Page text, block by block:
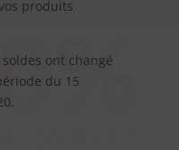
produits
ont changé
du 15